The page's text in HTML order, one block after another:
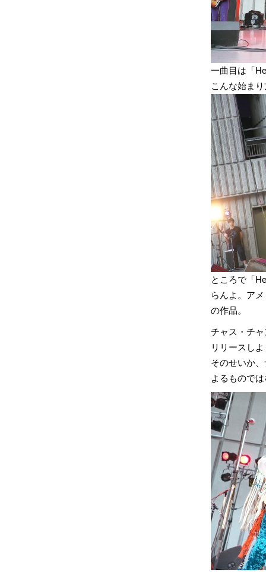
一曲目は「
こんな始ま
ところで「
らんよ。ア
の作品。
チャス・チ
リリースし
そのせいか
よるもので